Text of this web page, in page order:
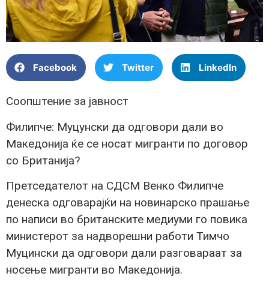
Facebook Twitter LinkedIn
Соопштение за јавност
Филипче: Муцунски да одговори дали во
Македонија ќе се носат мигранти по договор
со Британија?
Претседателот на СДСМ Венко Филипче
денеска одговарајќи на новинарско прашање
по написи во британските медиуми го повика
министерот за надворешни работи Тимчо
Муцински да одговори дали разговараат за
носење мигранти во Македонија.